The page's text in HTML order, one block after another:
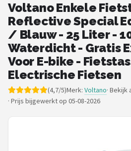
Blog
Fietsroutes
Kinderfietsen
Stadsfietsen
Elektrische fietsen
Voltano Enkele
Reflective Special
/ Blauw - 25 Liter -
Waterdicht - Gratis
Voor E-bike -
Electrische Fietsen
(4,7/5)Merk: Voltano· Bekijk
· Prijs bijgewerkt op 05-08-2026